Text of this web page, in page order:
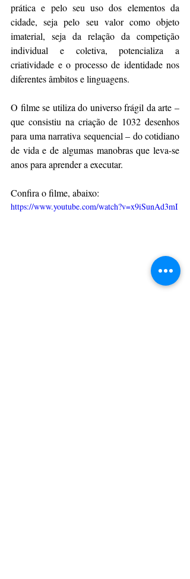
prática e pelo seu uso dos elementos da
cidade, seja pelo seu valor como objeto
imaterial, seja da relação da competição
individual e coletiva, potencializa a
criatividade e o processo de identidade nos
diferentes âmbitos e linguagens.
O filme se utiliza do universo frágil da arte –
que consistiu na criação de 1032 desenhos
para uma narrativa sequencial – do cotidiano
de vida e de algumas manobras que leva-se
anos para aprender a executar.
Confira o filme, abaixo:
https://www.youtube.com/watch?v=x9iSunAd3mI